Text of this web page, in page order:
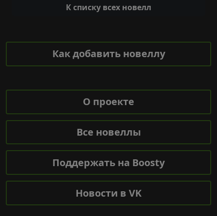
К списку всех новелл
Как добавить новеллу
О проекте
Все новеллы
Поддержать на Boosty
Новости в VK